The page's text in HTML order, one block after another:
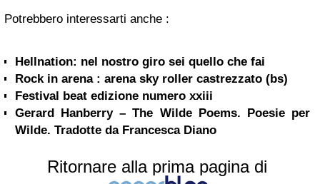
Potrebbero interessarti anche :
Hellnation: nel nostro giro sei quello che fai
Rock in arena : arena sky roller castrezzato (bs)
Festival beat edizione numero xxiii
Gerard Hanberry – The Wilde Poems. Poesie per
Wilde. Tradotte da Francesca Diano
Ritornare alla prima pagina di